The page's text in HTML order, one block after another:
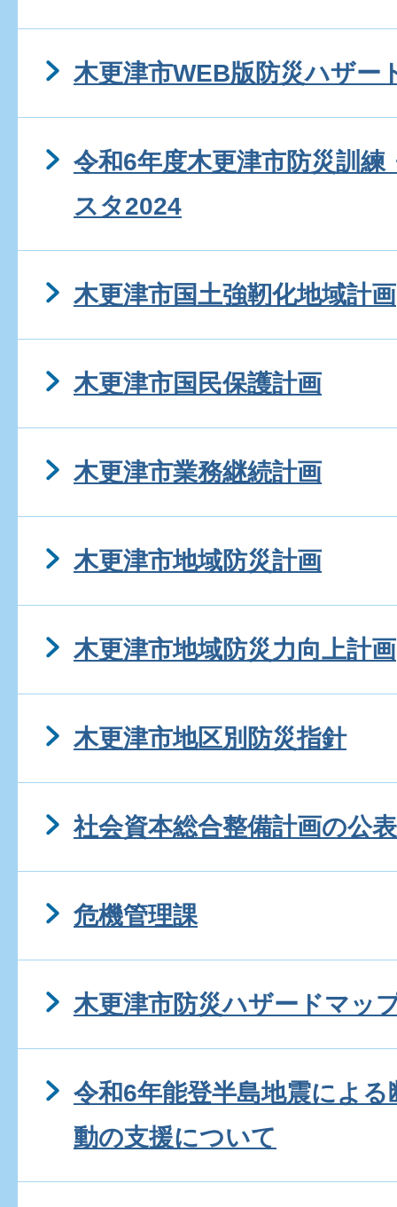
木更津市WEB版防災ハザー
令和6年度木更津市防災訓
スタ2024
木更津市国土強靭化地域計画
木更津市国民保護計画
木更津市業務継続計画
木更津市地域防災計画
木更津市地域防災力向上計画
木更津市地区別防災指針
社会資本総合整備計画の公表
危機管理課
木更津市防災ハザードマッ
令和6年能登半島地震によ
動の支援について